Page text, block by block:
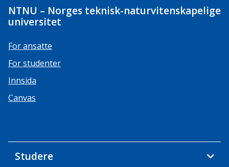
NTNU – Norges teknisk-naturvitenskapelige
universitet
For ansatte
For studenter
Innsida
Canvas
Studere